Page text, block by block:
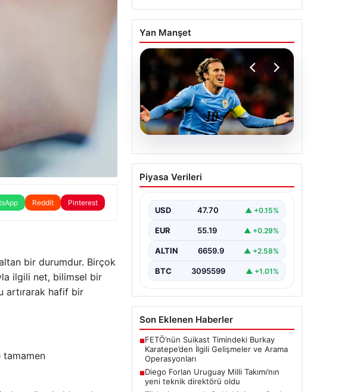
Reddit Pinterest
bir durumdur. Birçok
ilgili net, bilimsel bir
artırarak hafif bir
tamamen
Yan Manşet
06.08.2026
Diego Forlan Uruguay
Milli Takımı’nın yeni
Piyasa Verileri
USD 47.70 ▲ +0.15%
EUR 55.19 ▲ +0.29%
ALTIN 6659.9 ▲ +2.58%
BTC 3095599 ▲ +1.01%
Son Eklenen Haberler
■FETÖ’nün Suikast Timindeki Burkay
Karatepe’den İlgili Gelişmeler ve Arama
Operasyonları
■Diego Forlan Uruguay Milli Takımı’nın
yeni teknik direktörü oldu